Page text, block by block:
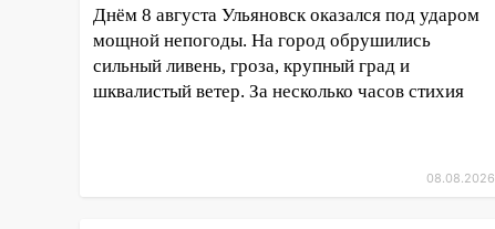
13:35 Непогода продолжает
бить по транспорту: в
Ульяновске трамвай сошёл с
Днём 8 августа Ульяновск оказался под ударом
мощной непогоды. На город обрушились
сильный ливень, гроза, крупный град и
шквалистый ветер. За несколько часов стихия
08.08.2026